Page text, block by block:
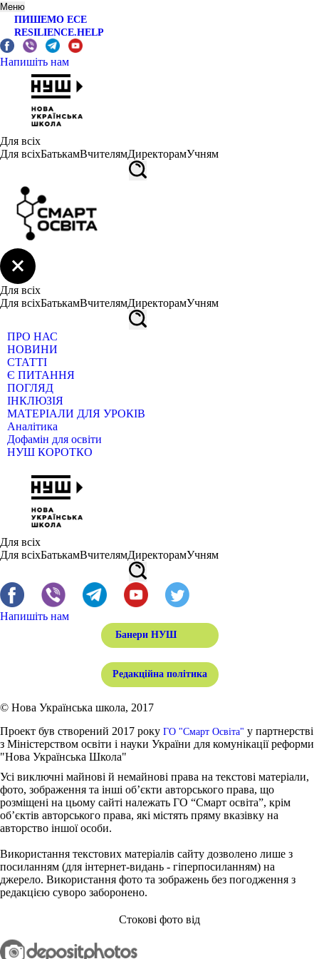
Меню
ПИШЕМО ЕСЕ
RESILIENCE.HELP
Напишіть нам
Для всіх
Для всіхБатькамВчителямДиректорамУчням
Для всіх
Для всіхБатькамВчителямДиректорамУчням
ПРО НАС
НОВИНИ
СТАТТІ
Є ПИТАННЯ
ПОГЛЯД
ІНКЛЮЗІЯ
МАТЕРІАЛИ ДЛЯ УРОКІВ
Аналітика
Дофамін для освіти
НУШ КОРОТКО
Для всіх
Для всіхБатькамВчителямДиректорамУчням
Напишіть нам
Банери НУШ
Редакційна політика
© Нова Українська школа, 2017
Проект був створений 2017 року ГО "Смарт Освіта" у партнерстві
з Міністерством освіти і науки України для комунікації реформи
"Нова Українська Школа"
Усі виключні майнові й немайнові права на текстові матеріали,
фото, зображення та інші об’єкти авторського права, що
розміщені на цьому сайті належать ГО “Смарт освіта”, крім
об’єктів авторського права, які містять пряму вказівку на
авторство іншої особи.
Використання текстових матеріалів сайту дозволено лише з
посиланням (для інтернет-видань - гіперпосиланням) на
джерело. Використання фото та зображень без погодження з
редакцією суворо заборонено.
Стокові фото від